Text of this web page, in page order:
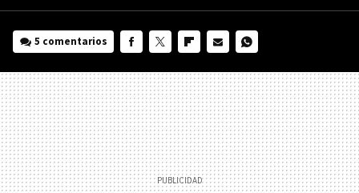
5 comentarios
MAIL